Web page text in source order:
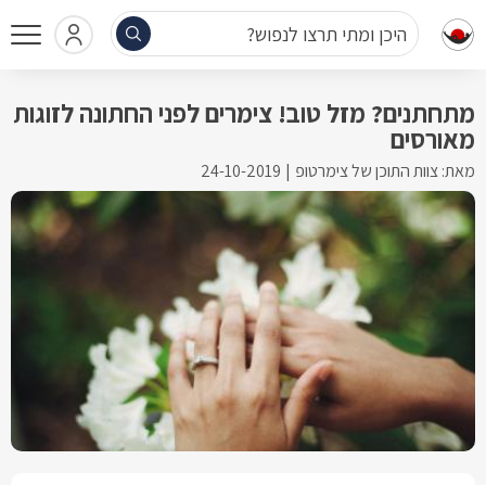
היכן ומתי תרצו לנפוש?
מתחתנים? מזל טוב! צימרים לפני החתונה לזוגות
מאורסים
מאת: צוות התוכן של צימרטופ 24-10-2019